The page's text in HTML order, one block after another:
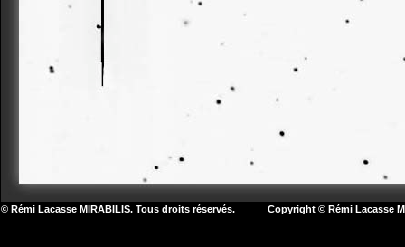
© Rémi Lacasse MIRABILIS. Tous droits réservés. Copyright © Rémi Lacasse